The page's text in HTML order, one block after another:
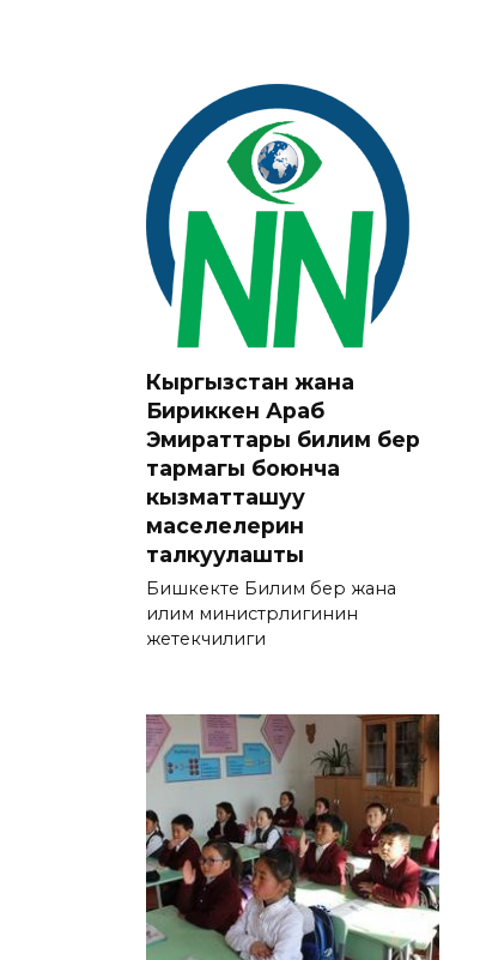
Кыргызстан жана
Бириккен Араб
Эмираттары билим берүү
тармагы боюнча
кызматташуу
маселелерин
талкуулашты
Бишкекте Билим берүү жана
илим министрлигинин
жетекчилиги